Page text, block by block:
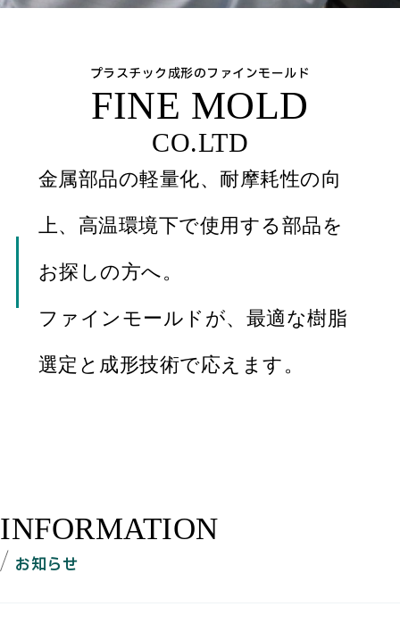
プラスチック成形のファインモールド
FINE MOLD
CO.LTD
金属部品の軽量化、耐摩耗性の向
上、高温環境下で使用する部品を
お探しの方へ。
ファインモールドが、最適な樹脂
選定と成形技術で応えます。
INFORMATION
お知らせ